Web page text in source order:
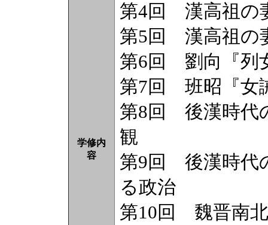
学修内
容
第4回 漢高祖の
第5回 漢高祖の
第6回 劉向『列
第7回 班昭『女
第8回 後漢時代
観
第9回 後漢時代
る政治
第10回 魏晋南